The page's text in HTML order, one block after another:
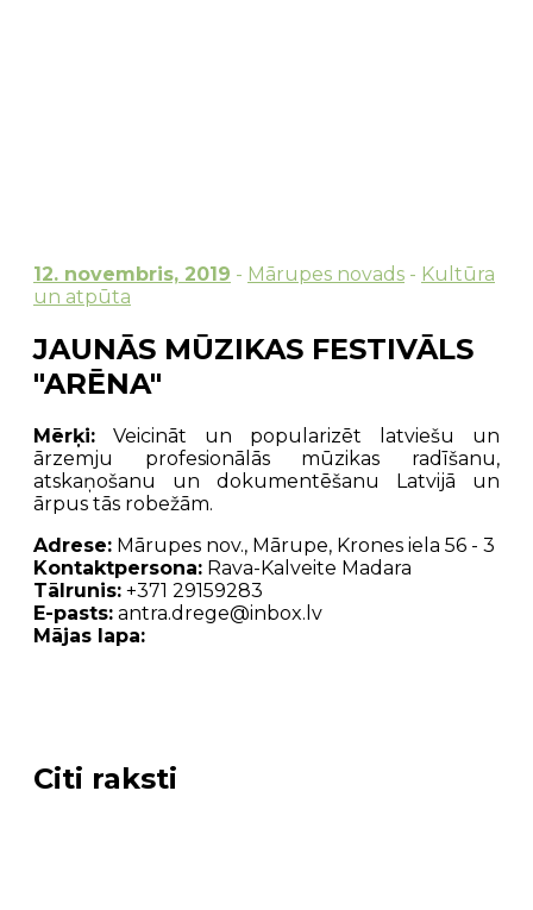
12. novembris, 2019 - Mārupes novads - Kultūra
un atpūta
JAUNĀS MŪZIKAS FESTIVĀLS
"ARĒNA"
Mērķi: Veicināt un popularizēt latviešu un
ārzemju profesionālās mūzikas radīšanu,
atskaņošanu un dokumentēšanu Latvijā un
ārpus tās robežām.
Adrese: Mārupes nov., Mārupe, Krones iela 56 - 3
Kontaktpersona: Rava-Kalveite Madara
Tālrunis: +371 29159283
E-pasts: antra.drege@inbox.lv
Mājas lapa:
Citi raksti